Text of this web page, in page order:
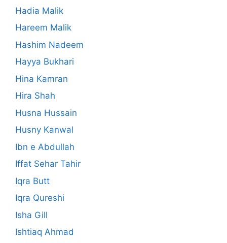
Hadia Malik
Hareem Malik
Hashim Nadeem
Hayya Bukhari
Hina Kamran
Hira Shah
Husna Hussain
Husny Kanwal
Ibn e Abdullah
Iffat Sehar Tahir
Iqra Butt
Iqra Qureshi
Isha Gill
Ishtiaq Ahmad